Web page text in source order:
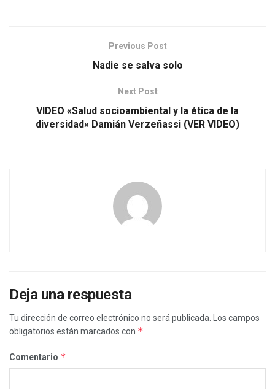
Previous Post
Nadie se salva solo
Next Post
VIDEO «Salud socioambiental y la ética de la
diversidad» Damián Verzeñassi (VER VIDEO)
Deja una respuesta
Tu dirección de correo electrónico no será publicada.
Los campos
obligatorios están marcados con *
Comentario *